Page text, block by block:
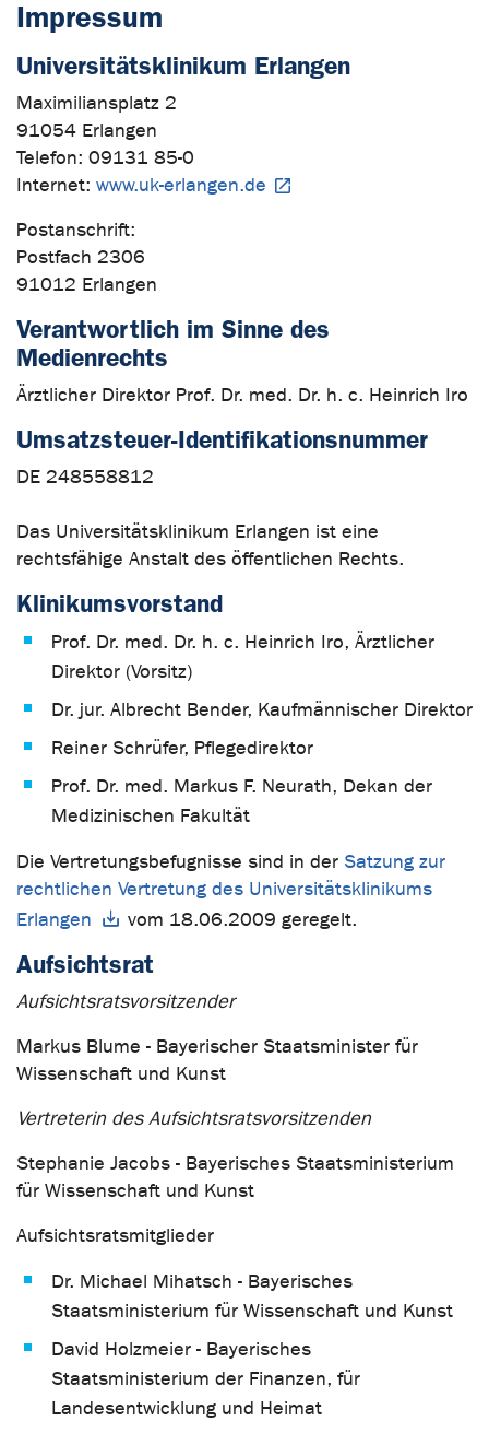
Impressum
Universitätsklinikum Erlangen
Maximiliansplatz 2
91054 Erlangen
Telefon: 09131 85-0
Internet: www.uk-erlangen.de
Postanschrift:
Postfach 2306
91012 Erlangen
Verantwortlich im Sinne des
Medienrechts
Ärztlicher Direktor Prof. Dr. med. Dr. h. c. Heinrich Iro
Umsatzsteuer-Identifikationsnummer
DE 248558812
Das Universitätsklinikum Erlangen ist eine
rechtsfähige Anstalt des öffentlichen Rechts.
Klinikumsvorstand
Prof. Dr. med. Dr. h. c. Heinrich Iro, Ärztlicher
Direktor (Vorsitz)
Dr. jur. Albrecht Bender, Kaufmännischer Direktor
Reiner Schrüfer, Pflegedirektor
Prof. Dr. med. Markus F. Neurath, Dekan der
Medizinischen Fakultät
Die Vertretungsbefugnisse sind in der Satzung zur
rechtlichen Vertretung des Universitätsklinikums
Erlangen
vom 18.06.2009 geregelt.
Aufsichtsrat
Aufsichtsratsvorsitzender
Markus Blume - Bayerischer Staatsminister für
Wissenschaft und Kunst
Vertreterin des Aufsichtsratsvorsitzenden
Stephanie Jacobs - Bayerisches Staatsministerium
für Wissenschaft und Kunst
Aufsichtsratsmitglieder
Dr. Michael Mihatsch - Bayerisches
Staatsministerium für Wissenschaft und Kunst
David Holzmeier - Bayerisches
Staatsministerium der Finanzen, für
Landesentwicklung und Heimat